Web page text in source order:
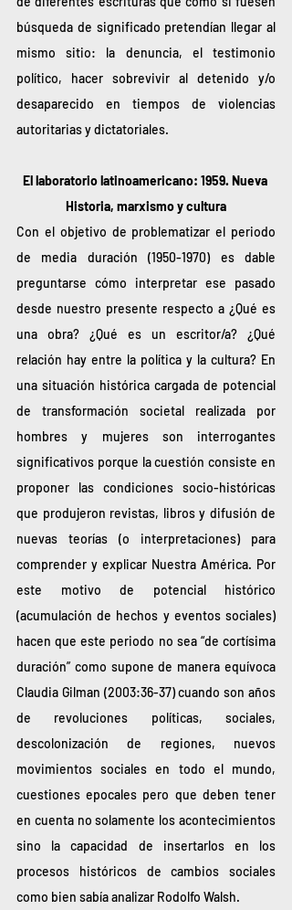
búsqueda de significado pretendían llegar al
mismo sitio: la denuncia, el testimonio
político, hacer sobrevivir al detenido y/o
desaparecido en tiempos de violencias
autoritarias y dictatoriales.
El laboratorio latinoamericano: 1959. Nueva
Historia, marxismo y cultura
Con el objetivo de problematizar el periodo
de media duración (1950-1970) es dable
preguntarse cómo interpretar ese pasado
desde nuestro presente respecto a ¿Qué es
una obra? ¿Qué es un escritor/a? ¿Qué
relación hay entre la política y la cultura? En
una situación histórica cargada de potencial
de transformación societal realizada por
hombres y mujeres son interrogantes
significativos porque la cuestión consiste en
proponer las condiciones socio-históricas
que produjeron revistas, libros y difusión de
nuevas teorías (o interpretaciones) para
comprender y explicar Nuestra América. Por
este motivo de potencial histórico
(acumulación de hechos y eventos sociales)
hacen que este periodo no sea “de cortísima
duración” como supone de manera equívoca
Claudia Gilman (2003:36-37) cuando son años
de revoluciones políticas, sociales,
descolonización de regiones, nuevos
movimientos sociales en todo el mundo,
cuestiones epocales pero que deben tener
en cuenta no solamente los acontecimientos
sino la capacidad de insertarlos en los
procesos históricos de cambios sociales
como bien sabía analizar Rodolfo Walsh.